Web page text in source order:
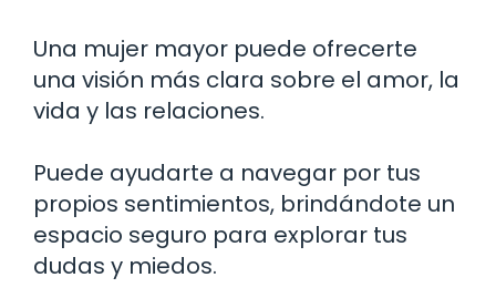
Una mujer mayor puede ofrecerte
una visión más clara sobre el amor, la
vida y las relaciones.
Puede ayudarte a navegar por tus
propios sentimientos, brindándote un
espacio seguro para explorar tus
dudas y miedos.